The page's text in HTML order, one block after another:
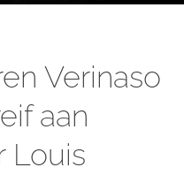
Verinaso
aan
Louis